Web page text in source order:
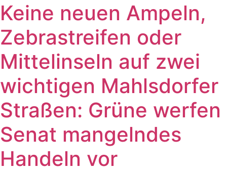
Keine neuen Ampeln,
Zebrastreifen oder
Mittelinseln auf zwei
wichtigen Mahlsdorfer
Straßen: Grüne werfen
Senat mangelndes
Handeln vor